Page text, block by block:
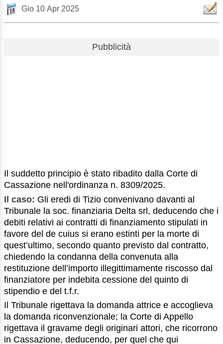
Gio 10 Apr 2025
Pubblicità
Il suddetto principio è stato ribadito dalla Corte di
Cassazione nell'ordinanza n. 8309/2025.
Il caso: Gli eredi di Tizio convenivano davanti al
Tribunale la soc. finanziaria Delta srl, deducendo che i
debiti relativi ai contratti di finanziamento stipulati in
favore del de cuius si erano estinti per la morte di
quest’ultimo, secondo quanto previsto dal contratto,
chiedendo la condanna della convenuta alla
restituzione dell’importo illegittimamente riscosso dal
finanziatore per indebita cessione del quinto di
stipendio e del t.f.r.
Il Tribunale rigettava la domanda attrice e accoglieva
la domanda riconvenzionale; la Corte di Appello
rigettava il gravame degli originari attori, che ricorrono
in Cassazione, deducendo, per quel che qui